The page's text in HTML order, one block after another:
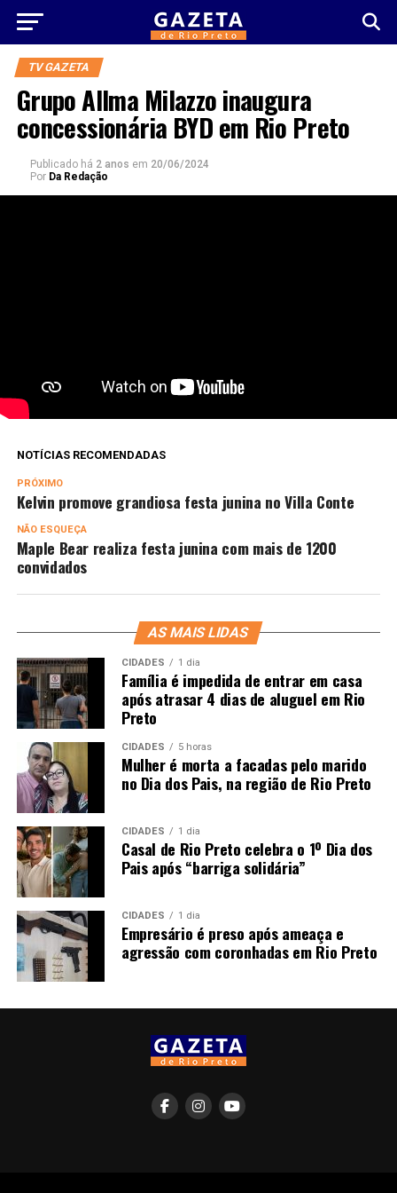
TV GAZETA
Grupo Allma Milazzo inaugura
concessionária BYD em Rio Preto
Publicado há 2 anos em 20/06/2024
Por Da Redação
NOTÍCIAS RECOMENDADAS
PRÓXIMO
Kelvin promove grandiosa festa junina no Villa Conte
NÃO ESQUEÇA
Maple Bear realiza festa junina com mais de 1200
convidados
AS MAIS LIDAS
CIDADES 1 dia
Família é impedida de entrar em casa
após atrasar 4 dias de aluguel em Rio
Preto
CIDADES 5 horas
Mulher é morta a facadas pelo marido
no Dia dos Pais, na região de Rio Preto
CIDADES 1 dia
Casal de Rio Preto celebra o 1º Dia dos
Pais após “barriga solidária”
CIDADES 1 dia
Empresário é preso após ameaça e
agressão com coronhadas em Rio Preto